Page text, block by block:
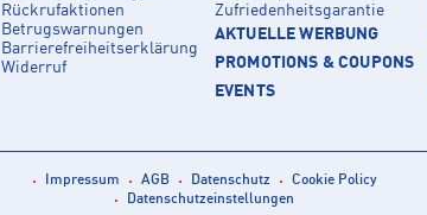
Rückrufaktionen
Betrugswarnungen
Barrierefreiheitserklärung
Widerruf
Zufriedenheitsgarantie
AKTUELLE WERBUNG
PROMOTIONS & COUPONS
EVENTS
Impressum AGB Datenschutz
Cookie Policy
Datenschutzeinstellungen